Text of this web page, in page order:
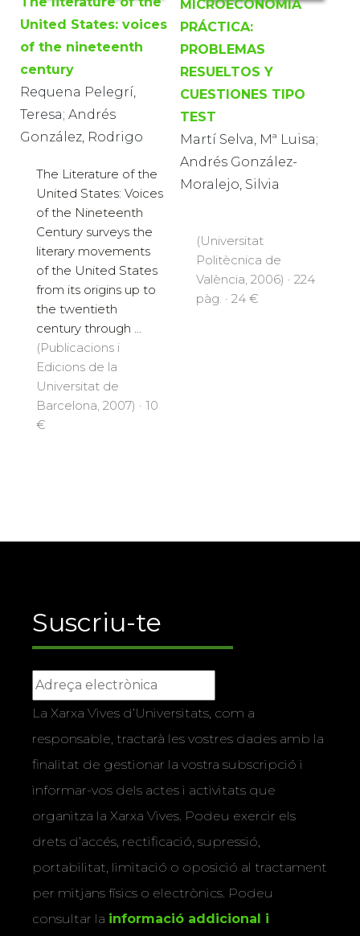
United States: voices
of the nineteenth
century
Requena Pelegrí,
Teresa; Andrés
González, Rodrigo
The Literature of the
United States: Voices
of the Nineteenth
Century surveys the
literary movements
of the United States
from its origins up to
the twentieth
century through ...
(Publicacions i
Edicions de la
Universitat de
Barcelona, 2007) · 10
€
MICROECONOMÍA
PRÁCTICA:
PROBLEMAS
RESUELTOS Y
CUESTIONES TIPO
TEST
Martí Selva, Mª Luisa;
Andrés González-
Moralejo, Silvia
(Universitat
Politècnica de
València, 2006) · 224
pàg. · 24 €
Suscriu-te
La Xarxa Vives d’Universitats, com a
responsable, tractarà les vostres dades amb la
finalitat de gestionar la vostra subscripció i
informar-vos dels actes i activitats que
organitza la Xarxa Vives. Podeu exercir els
drets d’accés, rectificació, supressió,
portabilitat, limitació o oposició al tractament
per mitjans físics o electrònics. Podeu
consultar la informació addicional i